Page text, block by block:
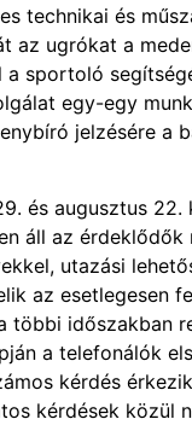
technikai és
az ugrókat a
sportoló
egy-egy
jelzésére a
és augusztus
áll az érdeklődők
utazási
az esetlegesen
többi időszakban
a telefonálók
kérdés
kérdések közül